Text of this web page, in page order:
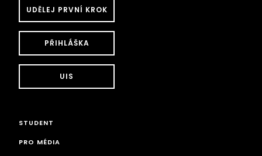
UDĚLEJ PRVNÍ KROK
PŘIHLÁŠKA
UIS
STUDENT
PRO MÉDIA